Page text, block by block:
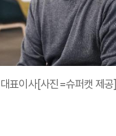
표이사[사진=슈퍼캣 제공]